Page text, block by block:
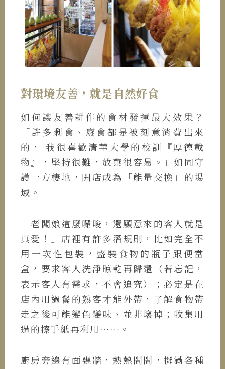
對環境友善，就是自然好食
如何讓友善耕作的食材發揮最大效果？
「許多剩食、廢食都是被刻意消費出來
的， 我很喜歡清華大學的校訓『厚德載
物』，堅持很難，放棄很容易。」如同守
護一方棲地，開店成為「能量交換」的場
域。
「老闆娘這麼囉唆，還願意來的客人就是
真愛！」店裡有許多潛規則，比如完全不
用一次性包裝，盛裝食物的瓶子跟便當
盒，要求客人洗淨晾乾再歸還（若忘記，
表示客人有需求，不會追究）；必定是在
店內用過餐的熟客才能外帶，了解食物帶
走之後可能變色變味、並非壞掉；收集用
過的擦手紙再利用……。
廚房旁邊有面甕牆，熱熱鬧鬧，擺滿各種